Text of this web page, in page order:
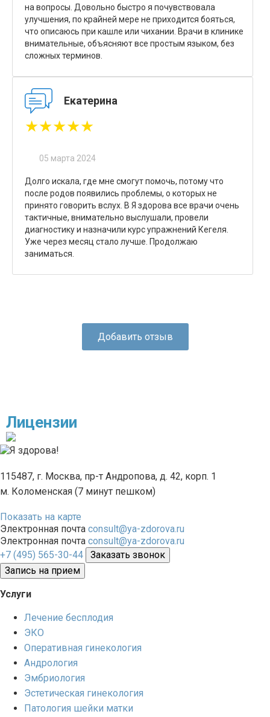
на вопросы. Довольно быстро я почувствовала
улучшения, по крайней мере не приходится бояться,
что описаюсь при кашле или чихании. Врачи в клинике
внимательные, объясняют все простым языком, без
сложных терминов.
Екатерина
★★★★★
05 марта 2024
Долго искала, где мне смогут помочь, потому что
после родов появились проблемы, о которых не
принято говорить вслух. В Я здорова все врачи очень
тактичные, внимательно выслушали, провели
диагностику и назначили курс упражнений Кегеля.
Уже через месяц стало лучше. Продолжаю
заниматься.
Добавить отзыв
Лицензии
115487, г. Москва, пр-т Андропова, д. 42, корп. 1
м. Коломенская (7 минут пешком)
Показать на карте
Электронная почта consult@ya-zdorova.ru
Электронная почта consult@ya-zdorova.ru
+7 (495) 565-30-44
Заказать звонок
Запись на прием
Услуги
Лечение бесплодия
ЭКО
Оперативная гинекология
Андрология
Эмбриология
Эстетическая гинекология
Патология шейки матки